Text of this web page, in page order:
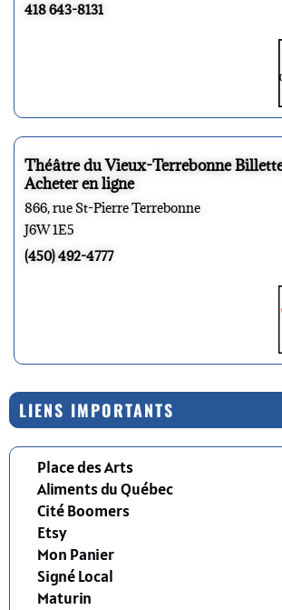
418 643-8131
Théâtre du Vieux-Terrebonne
Acheter en ligne
866, rue St-Pierre Terrebonne
J6W 1E5
(450) 492-4777
LIENS IMPORTANTS
Place des Arts
Aliments du Québec
Cité Boomers
Etsy
Mon Panier
Signé Local
Maturin